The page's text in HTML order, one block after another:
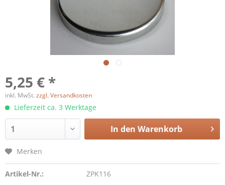
5,25 € *
inkl. MwSt. zzgl. Versandkosten
Lieferzeit ca. 3 Werktage
In den Warenkorb
Merken
Artikel-Nr.: ZPK116